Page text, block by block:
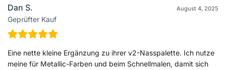
Dan S.
Geprüfter Kauf
August 4, 2025
Eine nette kleine Ergänzung zu ihrer v2-Nasspalette. Ich nutze
meine für Metallic-Farben und beim Schnellmalen, damit sich